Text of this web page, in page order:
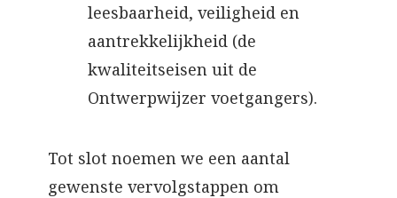
leesbaarheid, veiligheid en
aantrekkelijkheid (de
kwaliteitseisen uit de
Ontwerpwijzer voetgangers).
Tot slot noemen we een aantal
gewenste vervolgstappen om